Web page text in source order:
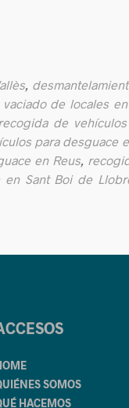
vaciado de locales
recogida de
para desguace
en Reus,
Sant Boi de
SOMOS
HACEMOS